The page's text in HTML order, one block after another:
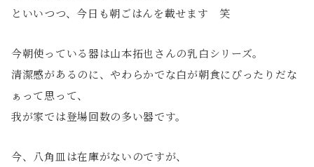
といいつつ、今日も朝ごはんを載せます 笑
今朝使っている器は山本拓也さんの乳白シリーズ。
清潔感があるのに、やわらかでな白が朝食にぴったりだな
ぁって思って、
我が家では登場回数の多い器です。
今、八角皿は在庫がないのですが、